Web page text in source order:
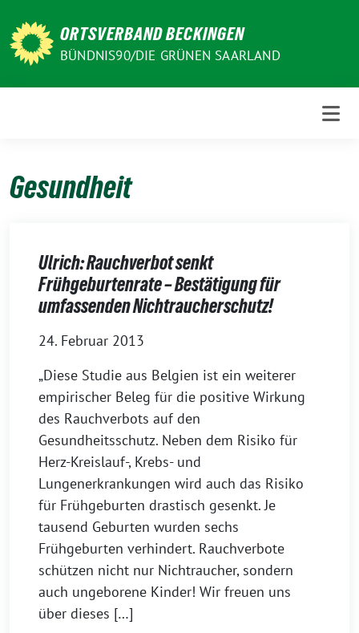
zum
Inhalt
ORTSVERBAND BECKINGEN
BÜNDNIS90/DIE GRÜNEN SAARLAND
Gesundheit
Ulrich: Rauchverbot senkt
Frühgeburtenrate – Bestätigung für
umfassenden Nichtraucherschutz!
24. Februar 2013
„Diese Studie aus Belgien ist ein weiterer
empirischer Beleg für die positive Wirkung
des Rauchverbots auf den
Gesundheitsschutz. Neben dem Risiko für
Herz-Kreislauf-, Krebs- und
Lungenerkrankungen wird auch das Risiko
für Frühgeburten drastisch gesenkt. Je
tausend Geburten wurden sechs
Frühgeburten verhindert. Rauchverbote
schützen nicht nur Nichtraucher, sondern
auch ungeborene Kinder! Wir freuen uns
über dieses […]